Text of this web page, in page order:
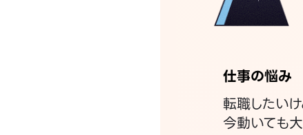
仕事の悩み
転職したいけ
今動いても